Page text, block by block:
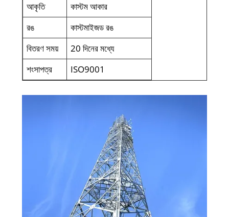
আকৃতি
কাস্টম আকার
রঙ
কাস্টমাইজড রঙ
বিতরণ সময়
20 দিনের মধ্যে
শংসাপত্র
ISO9001